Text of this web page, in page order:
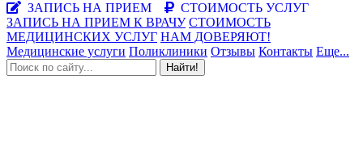
ЗАПИСЬ НА ПРИЕМ
СТОИМОСТЬ УСЛУГ
ЗАПИСЬ НА ПРИЕМ К ВРАЧУ СТОИМОСТЬ
МЕДИЦИНСКИХ УСЛУГ НАМ ДОВЕРЯЮТ!
Медицинские услуги Поликлиники Отзывы Контакты Еще...
Найти!